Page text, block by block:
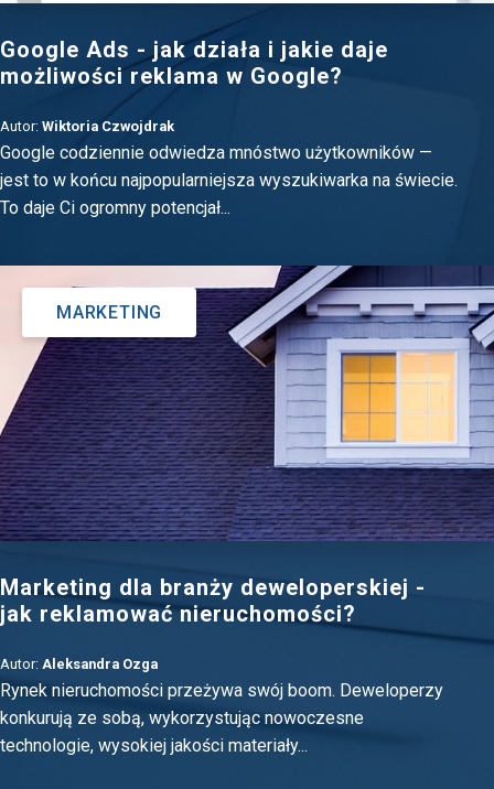
Google Ads - jak działa i jakie daje
możliwości reklama w Google?
Autor: Wiktoria Czwojdrak
Google codziennie odwiedza mnóstwo użytkowników —
jest to w końcu najpopularniejsza wyszukiwarka na świecie.
To daje Ci ogromny potencjał...
MARKETING
Marketing dla branży deweloperskiej -
jak reklamować nieruchomości?
Autor: Aleksandra Ozga
Rynek nieruchomości przeżywa swój boom. Deweloperzy
konkurują ze sobą, wykorzystując nowoczesne
technologie, wysokiej jakości materiały...